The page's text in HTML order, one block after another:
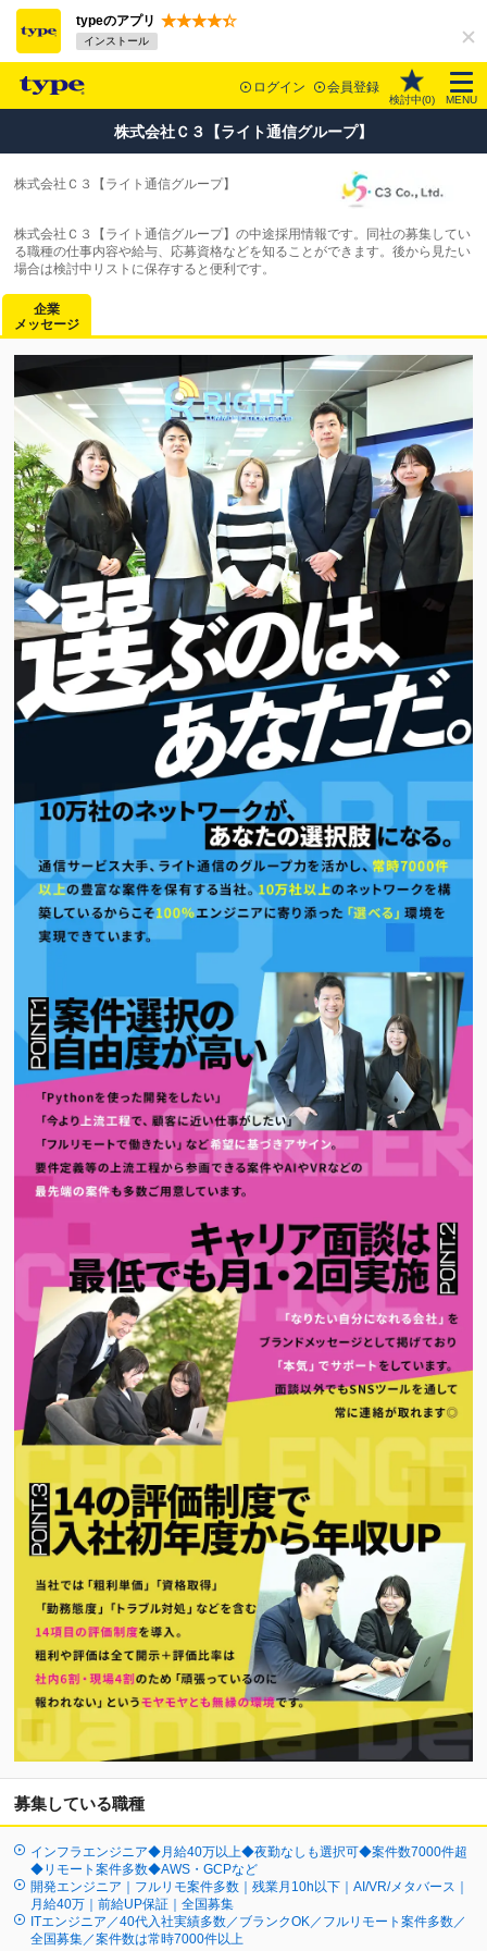
typeのアプリ
インストール
ログイン 会員登録
検討中(0) MENU
株式会社Ｃ３【ライト通信グループ】
株式会社Ｃ３【ライト通信グループ】
株式会社Ｃ３【ライト通信グループ】の中途採用情報です。同社の募集してい
る職種の仕事内容や給与、応募資格などを知ることができます。後から見たい
場合は検討中リストに保存すると便利です。
企業
メッセージ
募集している職種
インフラエンジニア◆月給40万以上◆夜勤なしも選択可◆案件数7000件超
◆リモート案件多数◆AWS・GCPなど
開発エンジニア｜フルリモ案件多数｜残業月10h以下｜AI/VR/メタバース｜
月給40万｜前給UP保証｜全国募集
ITエンジニア／40代入社実績多数／ブランクOK／フルリモート案件多数／
全国募集／案件数は常時7000件以上